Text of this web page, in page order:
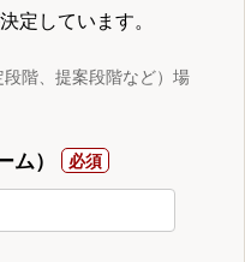
定しています。
階、提案段階など）場
ム）